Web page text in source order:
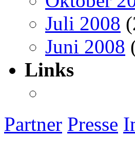
Juli 2008
Juni 2008
Links
Partner Presse